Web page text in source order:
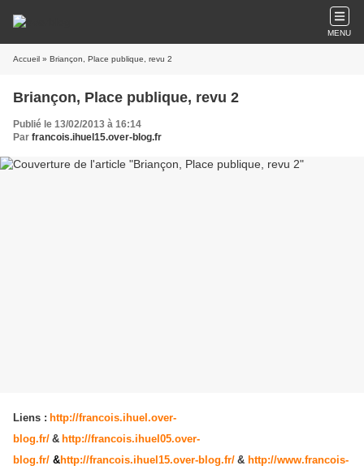
MENU
Accueil » Briançon, Place publique, revu 2
Briançon, Place publique, revu 2
Publié le 13/02/2013 à 16:14
Par francois.ihuel15.over-blog.fr
Liens : http://francois.ihuel.over-
blog.fr/ & http://francois.ihuel05.over-
blog.fr/ &http://francois.ihuel15.over-blog.fr/ & http://www.francois-